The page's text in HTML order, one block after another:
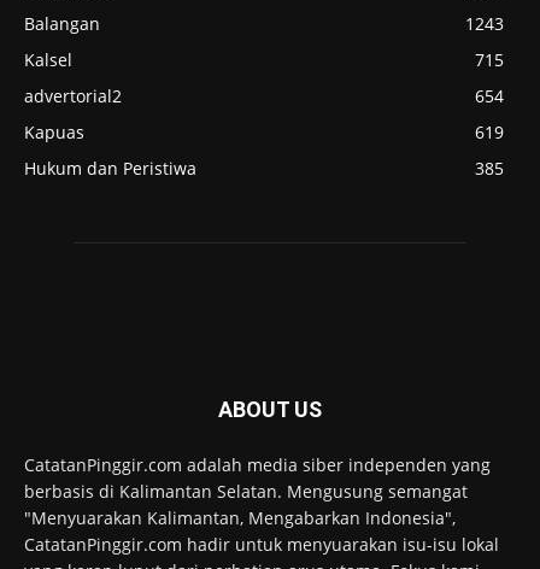
Balangan
1243
Kalsel
715
advertorial2
654
Kapuas
619
Hukum dan Peristiwa
385
ABOUT US
CatatanPinggir.com adalah media siber independen yang
berbasis di Kalimantan Selatan. Mengusung semangat
"Menyuarakan Kalimantan, Mengabarkan Indonesia",
CatatanPinggir.com hadir untuk menyuarakan isu-isu lokal